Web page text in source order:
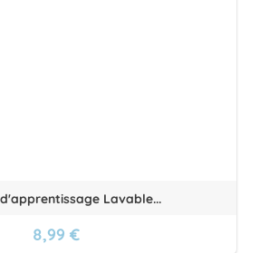
Lavable...
8,99 €